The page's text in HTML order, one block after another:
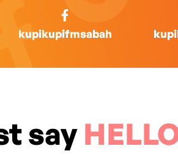
kupikupifmsabah
say